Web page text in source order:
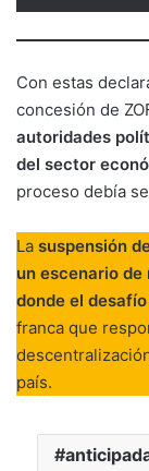
Con estas
concesión de
autoridades
del sector
proceso debía
La suspensión
un escenario
donde el
franca que
país.